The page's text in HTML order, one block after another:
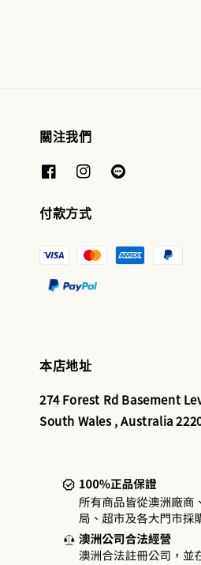
關注我們
付款方式
本店地址
274 Forest Rd Basement
South Wales , Australia